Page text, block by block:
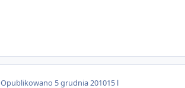
Opublikowano 5 grudnia 201015 l